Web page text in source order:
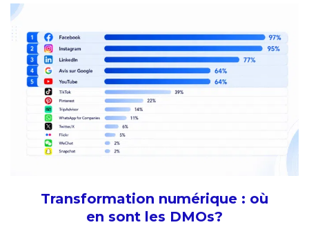
Transformation numérique : où
en sont les DMOs?